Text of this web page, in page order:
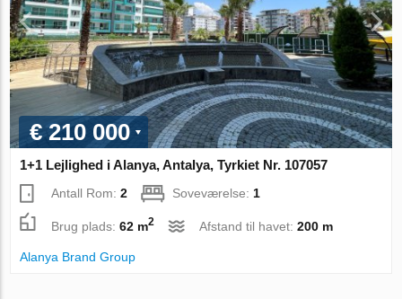
€ 210 000
1+1 Lejlighed i Alanya, Antalya, Tyrkiet Nr. 107057
Antall Rom:2 Soveværelse: 1
Brug plads:62 m2 Afstand til havet:200 m
Alanya Brand Group